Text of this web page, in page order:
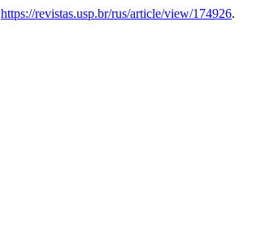
https://revistas.usp.br/rus/article/view/174926.